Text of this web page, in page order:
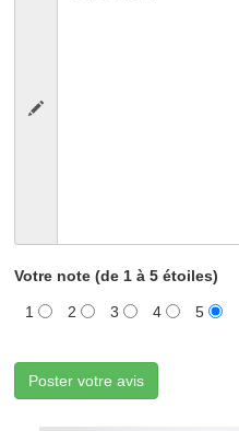
Votre note (de 1 à 5 étoiles)
1 2 3 4 5
Poster votre avis